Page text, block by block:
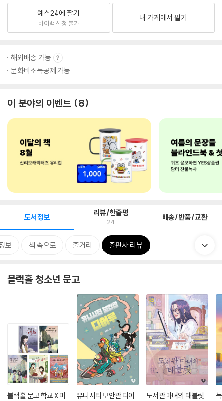
예스24에 팔기
바이백 신청 불가
내 가게에서 팔기
해외배송 가능
문화비소득공제 가능
이 분야의 이벤트 8
도서정보 리뷰/한줄평
24 배송/반품/교환
보 책 속으로 줄거리 출판사 리뷰
블랙홀 청소년 문고
블랙홀 문고 학교 X 미
유니시티 보안관 디어
도서관 마녀의 태블릿